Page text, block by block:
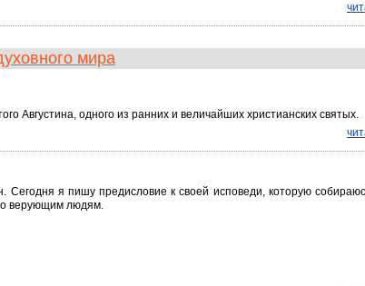
мира
Августина, одного из ранних и величайших христианских святых.
Сегодня я пишу предисловие к своей исповеди, которую
верующим людям.